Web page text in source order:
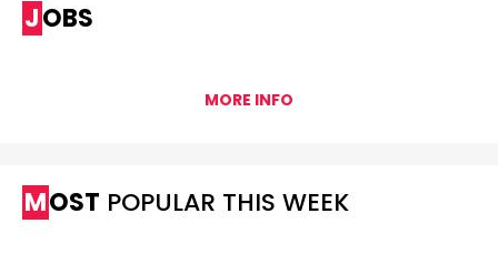
JOBS
MORE INFO
MOST POPULAR THIS WEEK